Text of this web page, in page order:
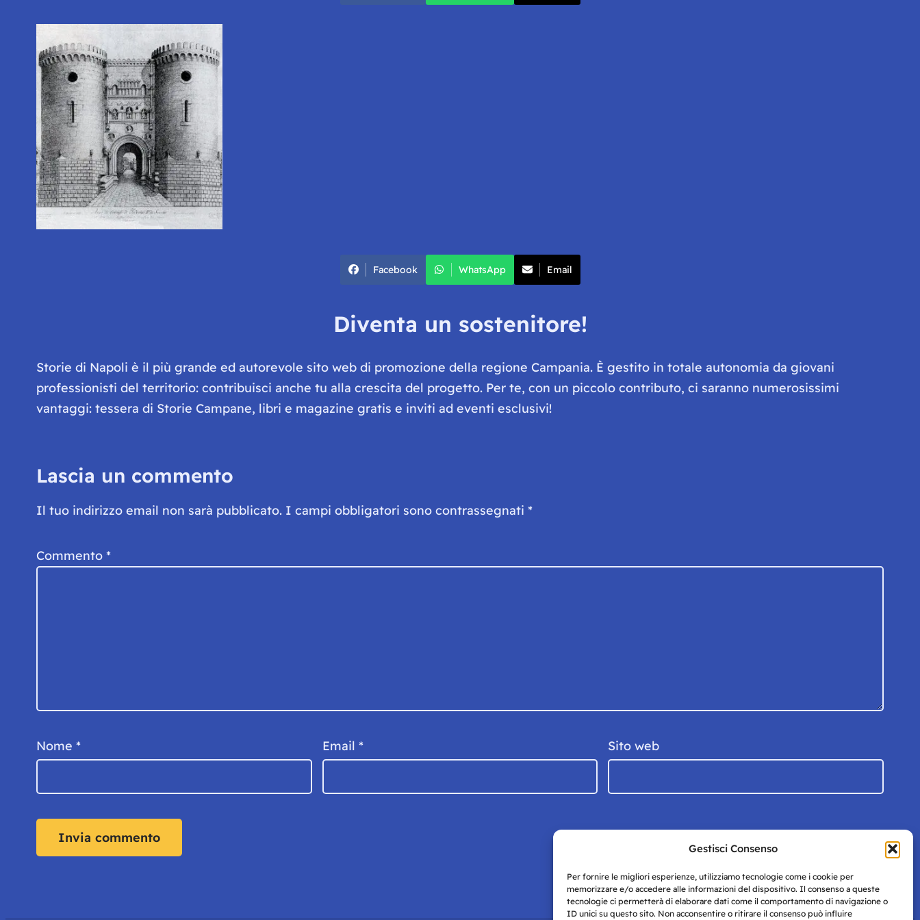
Gestisci Consenso
Per fornire le migliori esperienze, utilizziamo tecnologie come i cookie per
memorizzare e/o accedere alle informazioni del dispositivo. Il consenso a queste
tecnologie ci permetterà di elaborare dati come il comportamento di navigazione o
ID unici su questo sito. Non acconsentire o ritirare il consenso può influire
Facebook WhatsApp Email
Diventa un sostenitore!
Storie di Napoli è il più grande ed autorevole sito web di promozione della regione Campania. È gestito in totale autonomia da giovani
professionisti del territorio: contribuisci anche tu alla crescita del progetto. Per te, con un piccolo contributo, ci saranno numerosissimi
vantaggi: tessera di Storie Campane, libri e magazine gratis e inviti ad eventi esclusivi!
Lascia un commento
Il tuo indirizzo email non sarà pubblicato. I campi obbligatori sono contrassegnati *
Commento *
Nome * Email * Sito web